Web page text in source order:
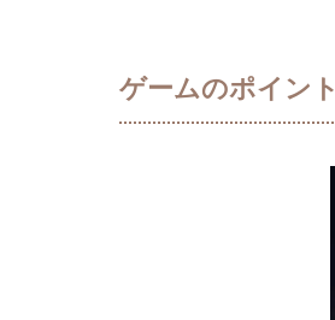
ゲームのポイント